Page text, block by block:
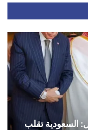
السعودية تقلب